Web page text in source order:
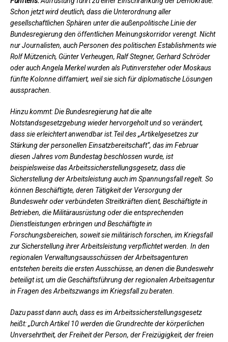
Schon jetzt wird deutlich, dass die Unterordnung aller
gesellschaftlichen Sphären unter die außenpolitische Linie der
Bundesregierung den öffentlichen Meinungskorridor verengt. Nicht
nur Journalisten, auch Personen des politischen Establishments wie
Rolf Mützenich, Günter Verheugen, Ralf Stegner, Gerhard Schröder
oder auch Angela Merkel wurden als Putinversteher oder Moskaus
fünfte Kolonne diffamiert, weil sie sich für diplomatische Lösungen
aussprachen.
Hinzu kommt: Die Bundesregierung hat die alte
Notstandsgesetzgebung wieder hervorgeholt und so verändert,
dass sie erleichtert anwendbar ist.Teil des „Artikelgesetzes zur
Stärkung der personellen Einsatzbereitschaft“, das im Februar
diesen Jahres vom Bundestag beschlossen wurde, ist
beispielsweise das Arbeitssicherstellungsgesetz, dass die
Sicherstellung der Arbeitsleistung auch im Spannungsfall regelt. So
können Beschäftigte, deren Tätigkeit der Versorgung der
Bundeswehr oder verbündeten Streitkräften dient, Beschäftigte in
Betrieben, die Militärausrüstung oder die entsprechenden
Dienstleistungen erbringen und Beschäftigte in
Forschungsbereichen, soweit sie militärisch forschen, im Kriegsfall
zur Sicherstellung ihrer Arbeitsleistung verpflichtet werden. In den
regionalen Verwaltungsausschüssen der Arbeitsagenturen
entstehen bereits die ersten Ausschüsse, an denen die Bundeswehr
beteiligt ist, um die Geschäftsführung der regionalen Arbeitsagentur
in Fragen des Arbeitszwangs im Kriegsfall zu beraten.
Dazu passt dann auch, dass es im Arbeitssicherstellungsgesetz
heißt: „Durch Artikel 10 werden die Grundrechte der körperlichen
Unversehrtheit, der Freiheit der Person, der Freizügigkeit, der freien